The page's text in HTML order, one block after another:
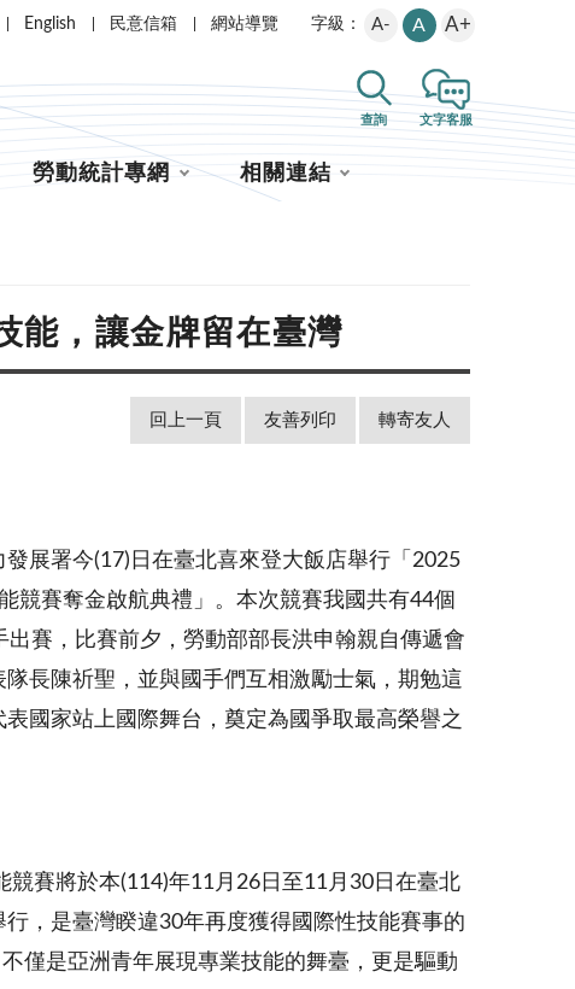
English 民意信箱 網站導覽 字級： A- A A+
查詢 文字客服
勞動統計專網 相關連結
能，讓金牌留在臺灣
回上一頁 友善列印 轉寄友人
發展署今(17)日在臺北喜來登大飯店舉行「2025
競賽奪金啟航典禮」。本次競賽我國共有44個
出賽，比賽前夕，勞動部部長洪申翰親自傳遞會
隊長陳祈聖，並與國手們互相激勵士氣，期勉這
表國家站上國際舞台，奠定為國爭取最高榮譽之
競賽將於本(114)年11月26日至11月30日在臺北
行，是臺灣睽違30年再度獲得國際性技能賽事的
僅是亞洲青年展現專業技能的舞臺，更是驅動